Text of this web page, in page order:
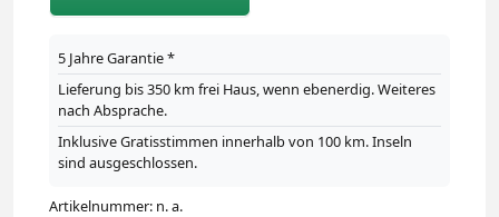
5 Jahre Garantie *
Lieferung bis 350 km frei Haus, wenn ebenerdig. Weiteres
nach Absprache.
Inklusive Gratisstimmen innerhalb von 100 km. Inseln
sind ausgeschlossen.
Artikelnummer: n. a.